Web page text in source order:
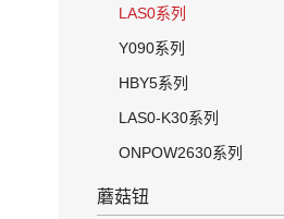
LAS0系列
Y090系列
HBY5系列
LAS0-K30系列
ONPOW2630系列
蘑菇钮